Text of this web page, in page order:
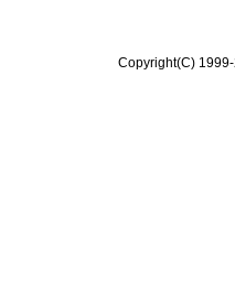
Copyright(C)